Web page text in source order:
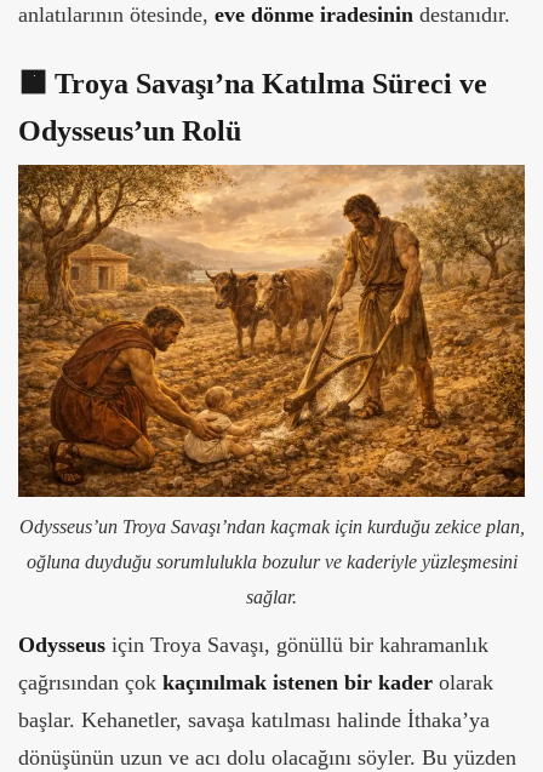
anlatılarının ötesinde, eve dönme iradesinin destanıdır.
🟧 Troya Savaşı’na Katılma Süreci ve
Odysseus’un Rolü
Odysseus’un Troya Savaşı’ndan kaçmak için kurduğu zekice plan,
oğluna duyduğu sorumlulukla bozulur ve kaderiyle yüzleşmesini
sağlar.
Odysseus için Troya Savaşı, gönüllü bir kahramanlık
çağrısından çok kaçınılmak istenen bir kader olarak
başlar. Kehanetler, savaşa katılması halinde İthaka’ya
dönüşünün uzun ve acı dolu olacağını söyler. Bu yüzden